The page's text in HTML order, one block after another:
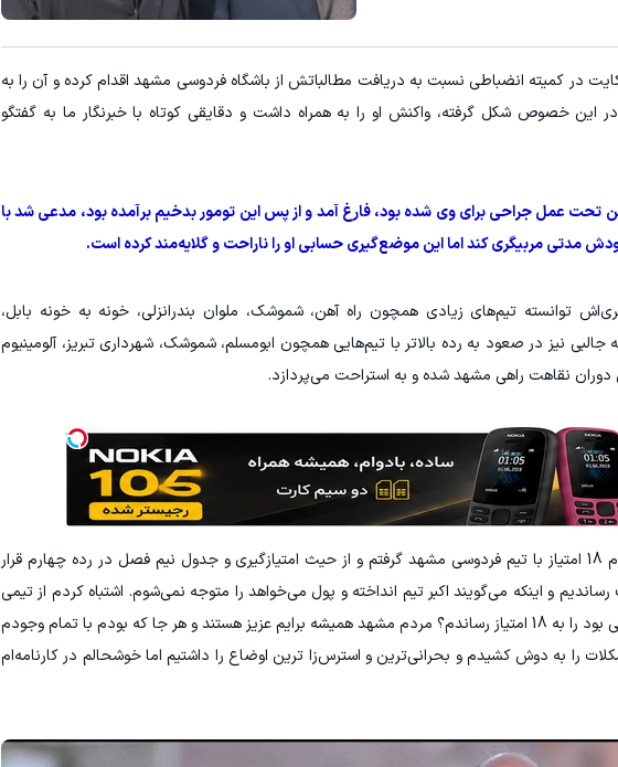
در کمیته انضباطی نسبت به دریافت مطالباتش از باشگاه فردوسی مشهد اقدام کرده و آن را به
این خصوص شکل گرفته، واکنش او را به همراه داشت و دقایقی کوتاه با خبرنگار ما به گفتگو
تحت عمل جراحی برای وی شده بود، فارغ آمد و از پس این تومور بدخیم برآمده بود، مدعی شد با
مدتی مربیگری کند اما این موضع‌گیری حسابی او را ناراحت و گلایه‌مند کرده است.
توانسته تیم‌های زیادی همچون راه آهن، شموشک، ملوان بندرانزلی، خونه به خونه بابل،
نیز در صعود به رده بالاتر با تیم‌هایی همچون ابومسلم، شموشک، شهرداری تبریز، آلومینیوم
دوران نقاهت راهی مشهد شده و به استراحت می‌پردازد.
من در نیم فصل دوم 18 امتیاز با تیم فردوسی مشهد گرفتم و از حیث امتیازگیری و جدول نیم فصل در رده چهارم قرار
و اینکه می‌گویند اکبر تیم انداخته و پول می‌خواهد را متوجه نمی‌شوم. اشتباه کردم از تیمی
که امتیازش دو رقمی هم نشده بود و سقوطش قطعی بود را به 18 امتیاز رساندم؟ مردم مشهد همیشه برایم عزیز هستند و هر جا که بودم با تمام وجودم
را به دوش کشیدم و بحرانی‌ترین و استرس‌زا ترین اوضاع را داشتیم اما خوشحالم در کارنامه‌ام
ترید EURUSD با اسپرد از صفر پیپ
ثبت نام کنید
معاملات فارکس اسپرد از صفر و تا ۵۰۰ دلار بونوس
ثبت نام کنید